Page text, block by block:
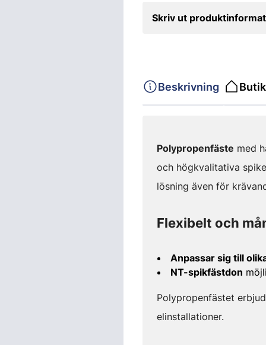
Skriv ut
Beskrivning
Polypropenfäste med
och högkvalitativa
lösning även för
Flexibelt och
Anpassar sig till
NT-spikfästdon
Polypropenfästet
elinstallationer.